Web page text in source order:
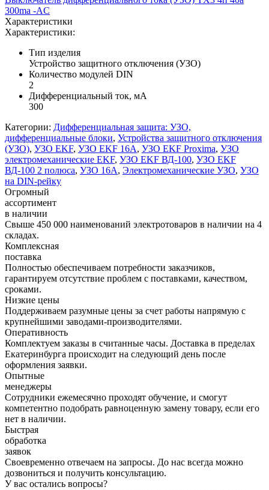
300ma -AC
Характеристики
Характеристики:
Тип изделия
Устройство защитного отключения (УЗО)
Количество модулей DIN
2
Дифференциальный ток, мА
300
Категории: Дифференциальная защита: УЗО,
дифференциальные блоки, Устройства защитного отключения
(УЗО), УЗО EKF, УЗО EKF 16А, УЗО EKF Proxima, УЗО
электромеханические EKF, УЗО EKF ВД-100, УЗО EKF
ВД-100 2 полюса, УЗО 16А, Электромеханические УЗО, УЗО
на DIN-рейку
Огромный
ассортимент
в наличии
Свыше 450 000 наименований электротоваров в наличии на 4
складах.
Комплексная
поставка
Полностью обеспечиваем потребности заказчиков,
гарантируем отсутствие проблем с поставками, качеством,
сроками.
Низкие цены
Поддерживаем разумные цены за счет работы напрямую с
крупнейшими заводами-производителями.
Оперативность
Комплектуем заказы в считанные часы. Доставка в пределах
Екатеринбурга происходит на следующий день после
оформления заявки.
Опытные
менеджеры
Сотрудники ежемесячно проходят обучение, и смогут
компетентно подобрать равноценную замену товару, если его
нет в наличии.
Быстрая
обработка
заявок
Своевременно отвечаем на запросы. До нас всегда можно
дозвониться и получить консультацию.
У вас остались вопросы?